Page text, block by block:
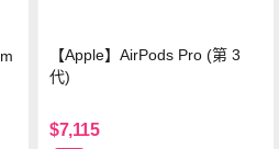
【Apple】AirPods Pro (第 3
代)
$7,115